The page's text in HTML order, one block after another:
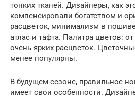
тонких тканей. Дизайнеры, как
компенсировали богатством и
расцветок, минимализм в
атлас и тафта. Палитра цветов:
очень ярких расцветок.
менее популярны.
В будущем сезоне, правильное
имеет свои особенности.